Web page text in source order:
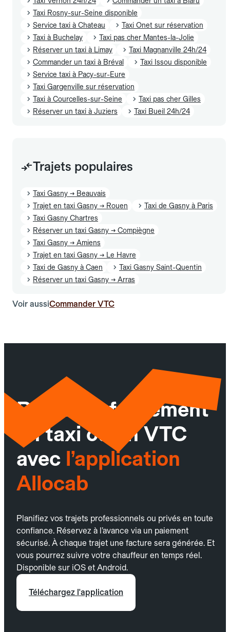
Taxi Rosny-sur-Seine disponible
Service taxi à Chateau
Taxi Onet sur réservation
Taxi à Buchelay
Taxi pas cher Mantes-la-Jolie
Réserver un taxi à Limay
Taxi Magnanville 24h/24
Commander un taxi à Bréval
Taxi Issou disponible
Service taxi à Pacy-sur-Eure
Taxi Gargenville sur réservation
Taxi à Courcelles-sur-Seine
Taxi pas cher Gilles
Réserver un taxi à Juziers
Taxi Bueil 24h/24
Trajets populaires
Taxi Gasny → Beauvais
Trajet en taxi Gasny → Rouen
Taxi de Gasny à Paris
Taxi Gasny Chartres
Réserver un taxi Gasny → Compiègne
Taxi Gasny → Amiens
Trajet en taxi Gasny → Le Havre
Taxi de Gasny à Caen
Taxi Gasny Saint-Quentin
Réserver un taxi Gasny → Arras
Voir aussiCommander VTC
Réservez facilement
un taxi ou un VTC
avec l’application
Allocab
Planifiez vos trajets professionnels ou privés en toute
confiance. Réservez à l’avance via un paiement
sécurisé. À chaque trajet une facture sera générée. Et
vous pourrez suivre votre chauffeur en temps réel.
Disponible sur iOS et Android.
Téléchargez l'application